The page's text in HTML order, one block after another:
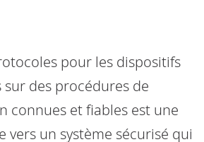
pour les dispositifs
sur des procédures de
connues et fiables est une
vers un système sécurisé qui